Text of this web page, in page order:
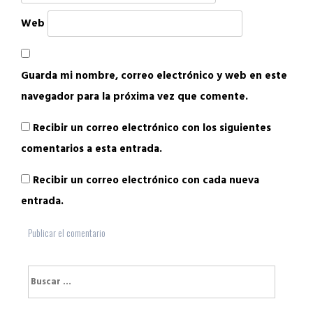
Web
Guarda mi nombre, correo electrónico y web en este
navegador para la próxima vez que comente.
Recibir un correo electrónico con los siguientes
comentarios a esta entrada.
Recibir un correo electrónico con cada nueva
entrada.
Buscar: